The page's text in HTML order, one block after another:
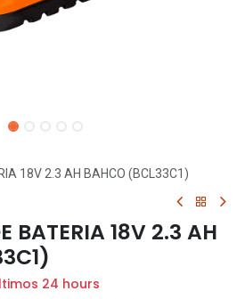
18V 2.3 AH BAHCO (BCL33C1)
BATERIA 18V 2.3 AH
24 hours